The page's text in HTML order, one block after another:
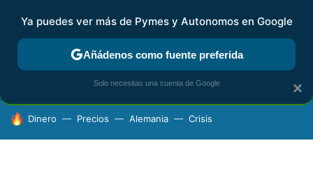
FISCALIDAD Y CONTABILIDAD KIT DIGITAL RENTA
HOY SE HABLA DE
Dinero Precios Alemania Crisis
×
Ya puedes ver más de Pymes y Autonomos en Google
Añádenos como fuente preferida
Solo necesitas una cuenta de Google